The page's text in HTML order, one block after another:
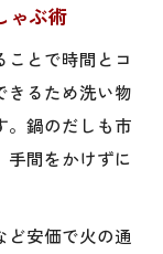
ゃぶ術
とで時間とコ
きるため洗い物
。鍋のだしも市
間をかけずに
ど安価で火の通